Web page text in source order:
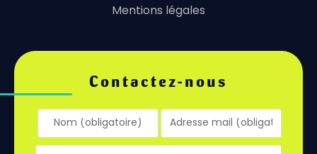
Mentions légales
Contactez-nous